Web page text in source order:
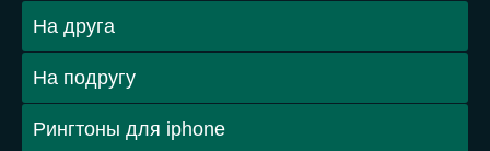
На друга
На подругу
Рингтоны для iphone